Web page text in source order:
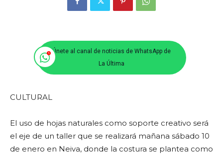
Únete al canal de noticias de WhatsApp de
La Última
CULTURAL
El uso de hojas naturales como soporte creativo será
el eje de un taller que se realizará mañana sábado 10
de enero en Neiva, donde la costura se plantea como